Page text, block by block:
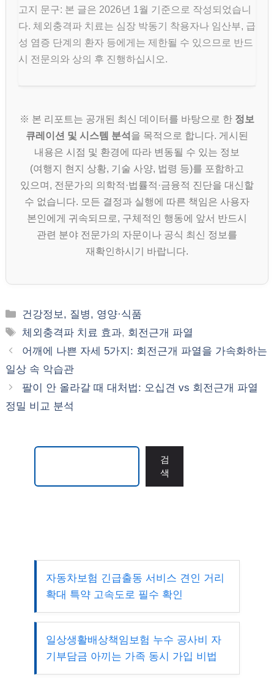
고지 문구: 본 글은 2026년 1월 기준으로 작성되었습니
다. 체외충격파 치료는 심장 박동기 착용자나 임산부, 급
성 염증 단계의 환자 등에게는 제한될 수 있으므로 반드
시 전문의와 상의 후 진행하십시오.
※ 본 리포트는 공개된 최신 데이터를 바탕으로 한 정보
큐레이션 및 시스템 분석 을 목적으로 합니다. 게시된
내용은 시점 및 환경에 따라 변동될 수 있는 정보
(여행지 현지 상황, 기술 사양, 법령 등)를 포함하고
있으며, 전문가의 의학적·법률적·금융적 진단을 대신할
수 없습니다. 모든 결정과 실행에 따른 책임은 사용자
본인에게 귀속되므로, 구체적인 행동에 앞서 반드시
관련 분야 전문가의 자문이나 공식 최신 정보를
재확인하시기 바랍니다.
카
테
리
건강정보, 질병, 영양·식품
태
그
체외충격파 치료 효과, 회전근개 파열
어깨에 나쁜 자세 5가지: 회전근개 파열을 가속화하는
일상 속 악습관
팔이 안 올라갈 때 대처법: 오십견 vs 회전근개 파열
정밀 비교 분석
검
색
자동차보험 긴급출동 서비스 견인 거리
확대 특약 고속도로 필수 확인
일상생활배상책임보험 누수 공사비 자
기부담금 아끼는 가족 동시 가입 비법